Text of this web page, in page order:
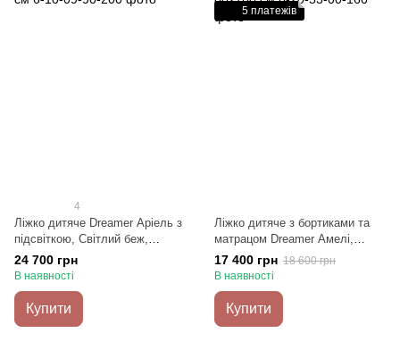
4
Ліжко дитяче Dreamer Аріель з
підсвіткою, Світлий беж,
Спальне місце 90х200 см
24 700 грн
В наявності
Купити
5 платежів
Ліжко дитяче з бортиками та
матрацом Dreamer Амелі,
Пудра темна, Спальне місце
80х160 см
17 400 грн 18 600 грн
В наявності
Купити